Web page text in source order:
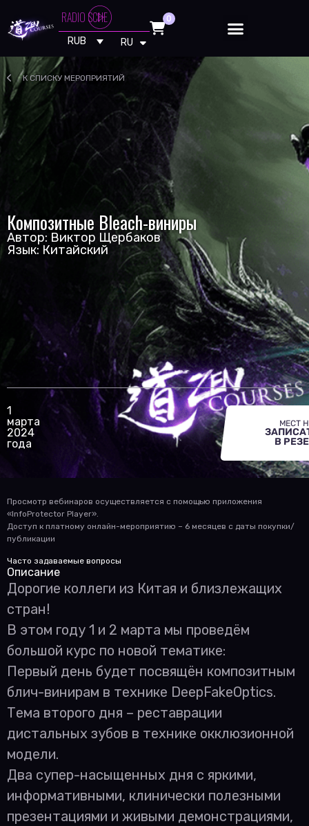
BRUT - ANARCHY ROAD
RADIO SCHE
RUB RU
PT
0
К СПИСКУ МЕРОПРИЯТИЙ
Композитные Bleach-виниры
Автор: Виктор Щербаков
Язык: Китайский
1
марта
2024
года
МЕСТ
В
Просмотр вебинаров осуществляется с помощью приложения
«InfoProtector Player».
Доступ к платному онлайн-мероприятию – 6 месяцев с даты покупки/
публикации
Часто задаваемые вопросы
Описание
Дорогие коллеги из Китая и близлежащих
стран!
В этом году 1 и 2 марта мы проведём
большой курс по новой тематике:
Первый день будет посвящён композитным
блич-винирам в технике DeepFakeOptics.
Тема второго дня – реставрации
дистальных зубов в технике окклюзионной
модели.
Два супер-насыщенных дня с яркими,
информативными, клинически полезными
презентациями и живыми демонстрациями,